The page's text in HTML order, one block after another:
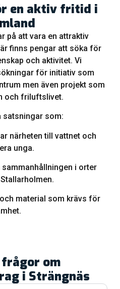
en aktiv fritid i
på att vara en attraktiv
finns pengar att söka för
och aktivitet. Vi
för initiativ som
men även projekt som
och friluftslivet.
satsningar som:
närheten till vattnet och
unga.
i orter
material som krävs för
om
i Strängnäs